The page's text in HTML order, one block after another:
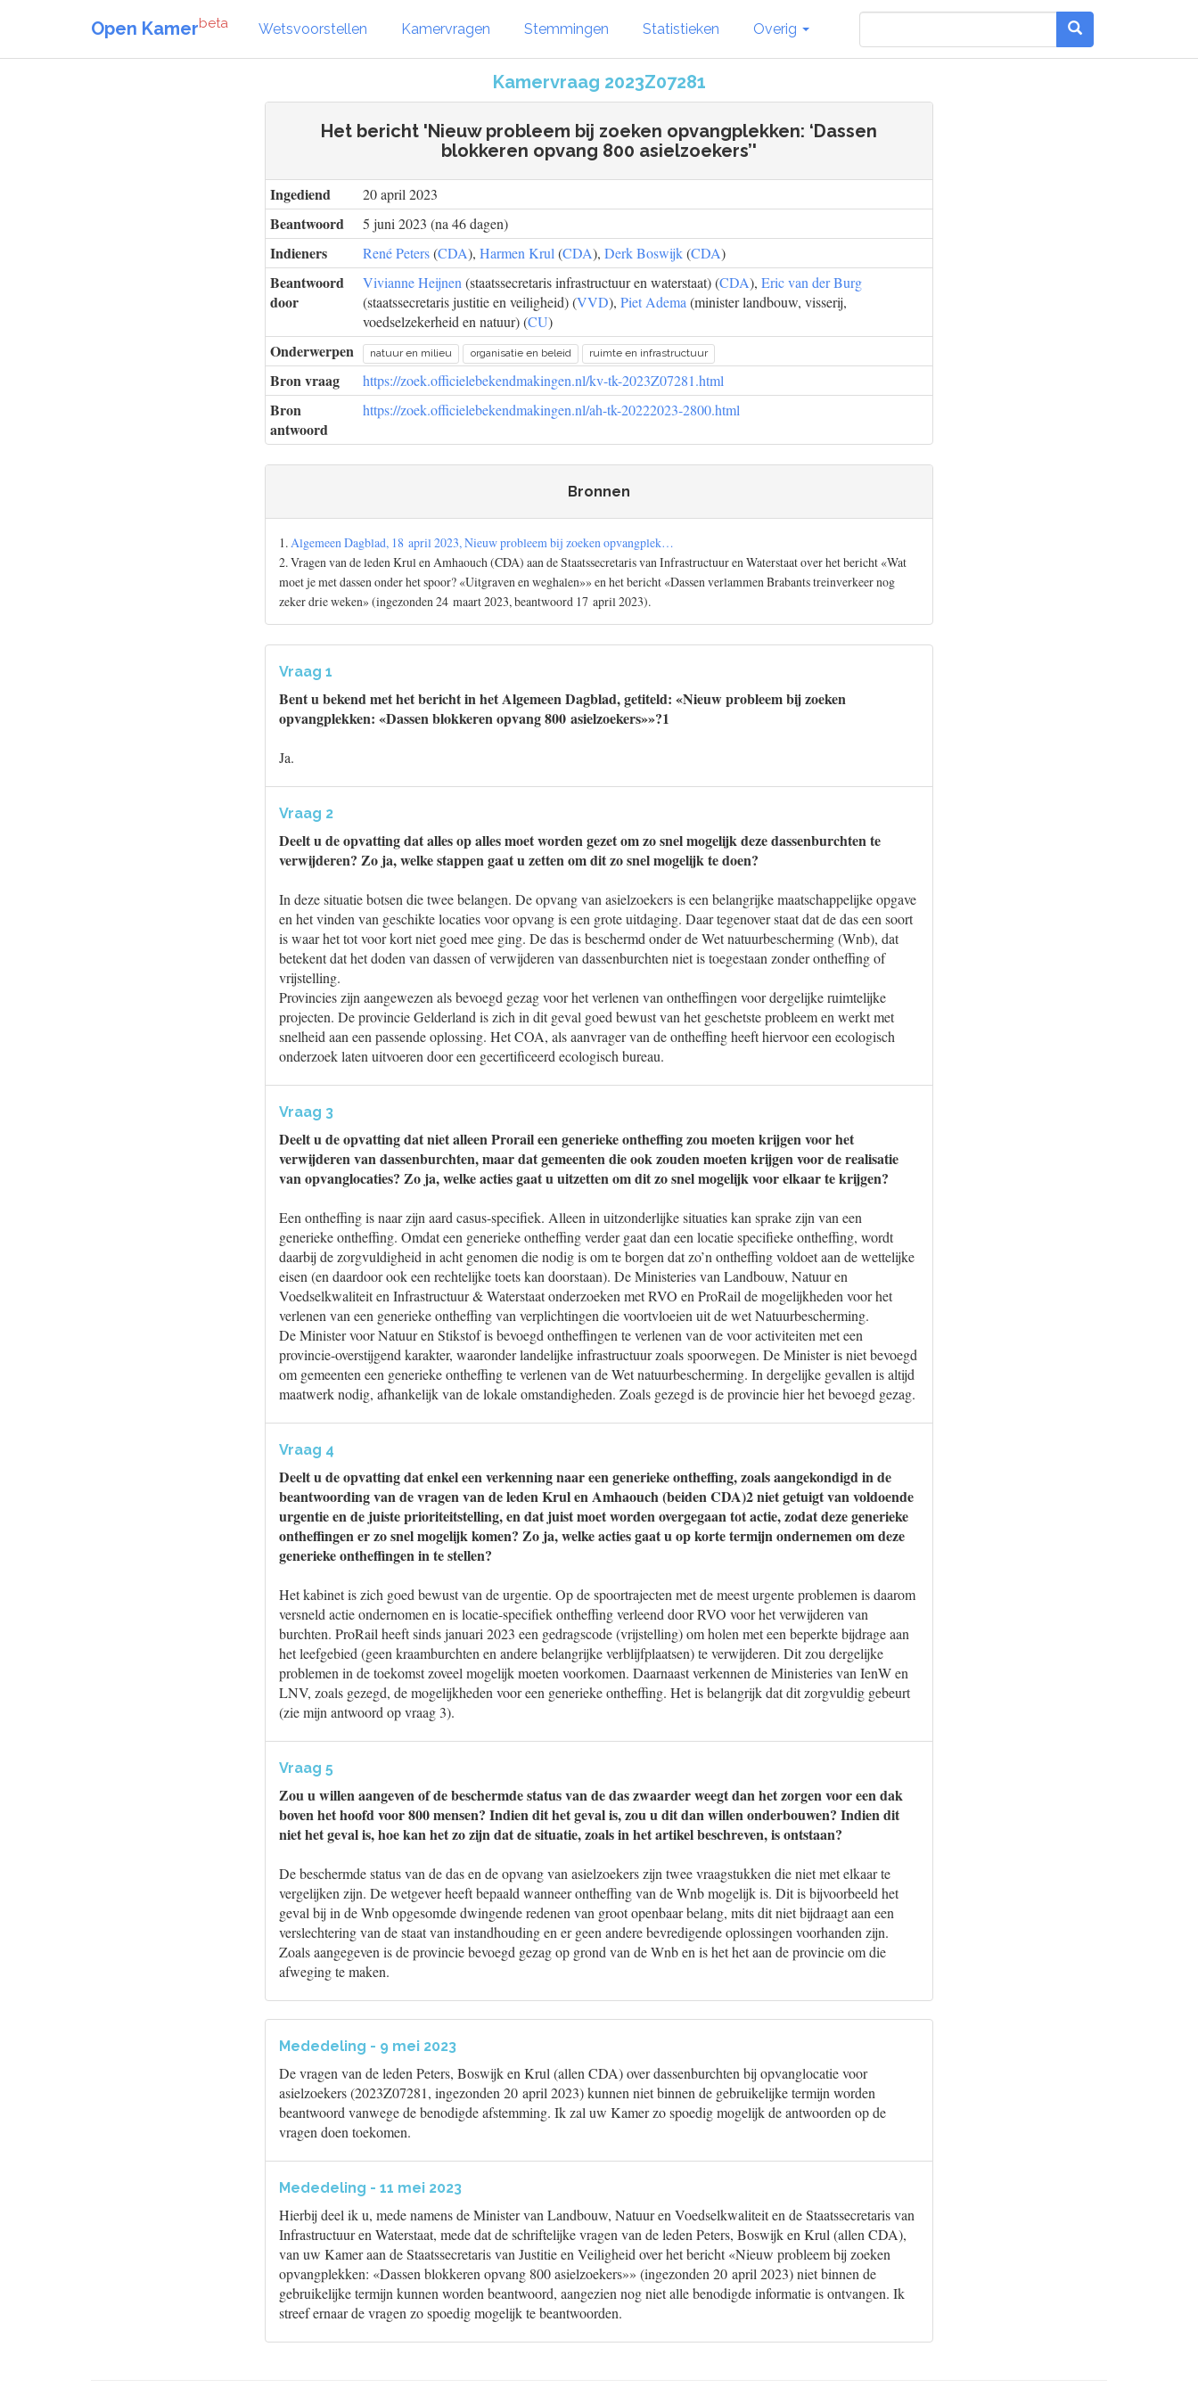
Open Kamerbeta Wetsvoorstellen Kamervragen Stemmingen Statistieken Overig
Kamervraag 2023Z07281
Het bericht 'Nieuw probleem bij zoeken opvangplekken: ‘Dassen
blokkeren opvang 800 asielzoekers’'
Ingediend 20 april 2023
Beantwoord 5 juni 2023 (na 46 dagen)
Indieners René Peters(CDA), Harmen Krul (CDA), Derk Boswijk(CDA)
Beantwoord
door
Vivianne Heijnen (staatssecretaris infrastructuur en waterstaat) (CDA), Eric van der Burg
(staatssecretaris justitie en veiligheid) (VVD), Piet Adema (minister landbouw, visserij,
voedselzekerheid en natuur) (CU)
Onderwerpen natuur en milieu organisatie en beleid ruimte en infrastructuur
Bron vraag https://zoek.officielebekendmakingen.nl/kv-tk-2023Z07281.html
Bron
antwoord
https://zoek.officielebekendmakingen.nl/ah-tk-20222023-2800.html
Bronnen
1.Algemeen Dagblad, 18 april 2023, Nieuw probleem bij zoeken opvangplek…
2. Vragen van de leden Krul en Amhaouch (CDA) aan de Staatssecretaris van Infrastructuur en Waterstaat over het bericht «Wat
moet je met dassen onder het spoor? «Uitgraven en weghalen»» en het bericht «Dassen verlammen Brabants treinverkeer nog
zeker drie weken» (ingezonden 24 maart 2023, beantwoord 17 april 2023).
Vraag 1
Bent u bekend met het bericht in het Algemeen Dagblad, getiteld: «Nieuw probleem bij zoeken
opvangplekken: «Dassen blokkeren opvang 800 asielzoekers»»?1
Ja.
Vraag 2
Deelt u de opvatting dat alles op alles moet worden gezet om zo snel mogelijk deze dassenburchten te
verwijderen? Zo ja, welke stappen gaat u zetten om dit zo snel mogelijk te doen?
In deze situatie botsen die twee belangen. De opvang van asielzoekers is een belangrijke maatschappelijke opgave
en het vinden van geschikte locaties voor opvang is een grote uitdaging. Daar tegenover staat dat de das een soort
is waar het tot voor kort niet goed mee ging. De das is beschermd onder de Wet natuurbescherming (Wnb), dat
betekent dat het doden van dassen of verwijderen van dassenburchten niet is toegestaan zonder ontheffing of
vrijstelling.
Provincies zijn aangewezen als bevoegd gezag voor het verlenen van ontheffingen voor dergelijke ruimtelijke
projecten. De provincie Gelderland is zich in dit geval goed bewust van het geschetste probleem en werkt met
snelheid aan een passende oplossing. Het COA, als aanvrager van de ontheffing heeft hiervoor een ecologisch
onderzoek laten uitvoeren door een gecertificeerd ecologisch bureau.
Vraag 3
Deelt u de opvatting dat niet alleen Prorail een generieke ontheffing zou moeten krijgen voor het
verwijderen van dassenburchten, maar dat gemeenten die ook zouden moeten krijgen voor de realisatie
van opvanglocaties? Zo ja, welke acties gaat u uitzetten om dit zo snel mogelijk voor elkaar te krijgen?
Een ontheffing is naar zijn aard casus-specifiek. Alleen in uitzonderlijke situaties kan sprake zijn van een
generieke ontheffing. Omdat een generieke ontheffing verder gaat dan een locatie specifieke ontheffing, wordt
daarbij de zorgvuldigheid in acht genomen die nodig is om te borgen dat zo’n ontheffing voldoet aan de wettelijke
eisen (en daardoor ook een rechtelijke toets kan doorstaan). De Ministeries van Landbouw, Natuur en
Voedselkwaliteit en Infrastructuur & Waterstaat onderzoeken met RVO en ProRail de mogelijkheden voor het
verlenen van een generieke ontheffing van verplichtingen die voortvloeien uit de wet Natuurbescherming.
De Minister voor Natuur en Stikstof is bevoegd ontheffingen te verlenen van de voor activiteiten met een
provincie-overstijgend karakter, waaronder landelijke infrastructuur zoals spoorwegen. De Minister is niet bevoegd
om gemeenten een generieke ontheffing te verlenen van de Wet natuurbescherming. In dergelijke gevallen is altijd
maatwerk nodig, afhankelijk van de lokale omstandigheden. Zoals gezegd is de provincie hier het bevoegd gezag.
Vraag 4
Deelt u de opvatting dat enkel een verkenning naar een generieke ontheffing, zoals aangekondigd in de
beantwoording van de vragen van de leden Krul en Amhaouch (beiden CDA)2 niet getuigt van voldoende
urgentie en de juiste prioriteitstelling, en dat juist moet worden overgegaan tot actie, zodat deze generieke
ontheffingen er zo snel mogelijk komen? Zo ja, welke acties gaat u op korte termijn ondernemen om deze
generieke ontheffingen in te stellen?
Het kabinet is zich goed bewust van de urgentie. Op de spoortrajecten met de meest urgente problemen is daarom
versneld actie ondernomen en is locatie-specifiek ontheffing verleend door RVO voor het verwijderen van
burchten. ProRail heeft sinds januari 2023 een gedragscode (vrijstelling) om holen met een beperkte bijdrage aan
het leefgebied (geen kraamburchten en andere belangrijke verblijfplaatsen) te verwijderen. Dit zou dergelijke
problemen in de toekomst zoveel mogelijk moeten voorkomen. Daarnaast verkennen de Ministeries van IenW en
LNV, zoals gezegd, de mogelijkheden voor een generieke ontheffing. Het is belangrijk dat dit zorgvuldig gebeurt
(zie mijn antwoord op vraag 3).
Vraag 5
Zou u willen aangeven of de beschermde status van de das zwaarder weegt dan het zorgen voor een dak
boven het hoofd voor 800 mensen? Indien dit het geval is, zou u dit dan willen onderbouwen? Indien dit
niet het geval is, hoe kan het zo zijn dat de situatie, zoals in het artikel beschreven, is ontstaan?
De beschermde status van de das en de opvang van asielzoekers zijn twee vraagstukken die niet met elkaar te
vergelijken zijn. De wetgever heeft bepaald wanneer ontheffing van de Wnb mogelijk is. Dit is bijvoorbeeld het
geval bij in de Wnb opgesomde dwingende redenen van groot openbaar belang, mits dit niet bijdraagt aan een
verslechtering van de staat van instandhouding en er geen andere bevredigende oplossingen voorhanden zijn.
Zoals aangegeven is de provincie bevoegd gezag op grond van de Wnb en is het het aan de provincie om die
afweging te maken.
Mededeling - 9 mei 2023
De vragen van de leden Peters, Boswijk en Krul (allen CDA) over dassenburchten bij opvanglocatie voor
asielzoekers (2023Z07281, ingezonden 20 april 2023) kunnen niet binnen de gebruikelijke termijn worden
beantwoord vanwege de benodigde afstemming. Ik zal uw Kamer zo spoedig mogelijk de antwoorden op de
vragen doen toekomen.
Mededeling - 11 mei 2023
Hierbij deel ik u, mede namens de Minister van Landbouw, Natuur en Voedselkwaliteit en de Staatssecretaris van
Infrastructuur en Waterstaat, mede dat de schriftelijke vragen van de leden Peters, Boswijk en Krul (allen CDA),
van uw Kamer aan de Staatssecretaris van Justitie en Veiligheid over het bericht «Nieuw probleem bij zoeken
opvangplekken: «Dassen blokkeren opvang 800 asielzoekers»» (ingezonden 20 april 2023) niet binnen de
gebruikelijke termijn kunnen worden beantwoord, aangezien nog niet alle benodigde informatie is ontvangen. Ik
streef ernaar de vragen zo spoedig mogelijk te beantwoorden.